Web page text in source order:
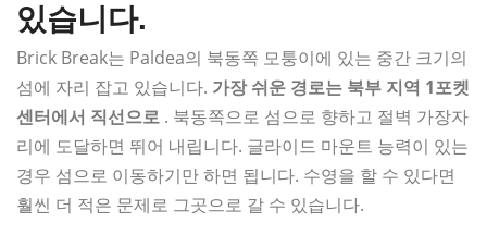
있습니다.
Brick Break는 Paldea의 북동쪽 모퉁이에 있는 중간 크기의
섬에 자리 잡고 있습니다. 가장 쉬운 경로는 북부 지역 1포켓
센터에서 직선으로 . 북동쪽으로 섬으로 향하고 절벽 가장자
리에 도달하면 뛰어 내립니다. 글라이드 마운트 능력이 있는
경우 섬으로 이동하기만 하면 됩니다. 수영을 할 수 있다면
훨씬 더 적은 문제로 그곳으로 갈 수 있습니다.